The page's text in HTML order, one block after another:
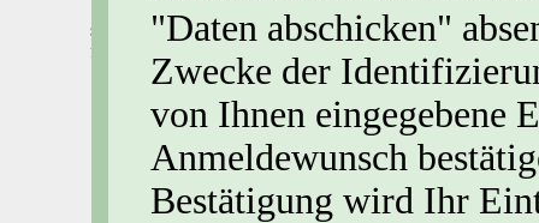
"Daten abschicken"
Zwecke der
von Ihnen eingegebene
Anmeldewunsch
Bestätigung wird Ihr